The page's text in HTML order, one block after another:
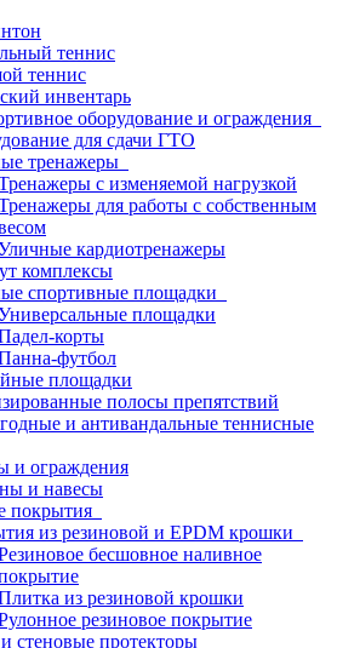
теннис
теннис
инвентарь
оборудование и ограждения
для сдачи ГТО
тренажеры
с изменяемой нагрузкой
для работы с собственным
кардиотренажеры
комплексы
спортивные площадки
площадки
корты
футбол
площадки
полосы препятствий
и антивандальные теннисные
и ограждения
и навесы
покрытия
из резиновой и EPDM крошки
бесшовное наливное
из резиновой крошки
резиновое покрытие
стеновые протекторы